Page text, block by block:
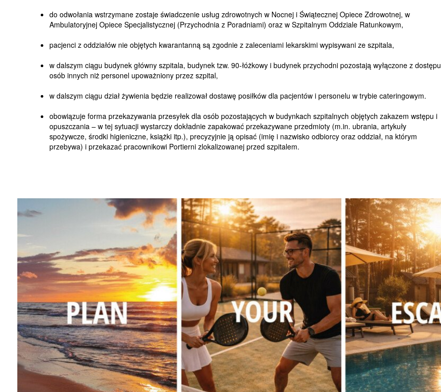
do odwołania wstrzymane zostaje świadczenie usług zdrowotnych w Nocnej i Świątecznej Opiece Zdrowotnej, w
Ambulatoryjnej Opiece Specjalistycznej (Przychodnia z Poradniami) oraz w Szpitalnym Oddziale Ratunkowym,
pacjenci z oddziałów nie objętych kwarantanną są zgodnie z zaleceniami lekarskimi wypisywani ze szpitala,
w dalszym ciągu budynek główny szpitala, budynek tzw. 90-łóżkowy i budynek przychodni pozostają wyłączone z dostępu
osób innych niż personel upoważniony przez szpital,
w dalszym ciągu dział żywienia będzie realizował dostawę posiłków dla pacjentów i personelu w trybie cateringowym.
obowiązuje forma przekazywania przesyłek dla osób pozostających w budynkach szpitalnych objętych zakazem wstępu i
opuszczania – w tej sytuacji wystarczy dokładnie zapakować przekazywane przedmioty (m.in. ubrania, artykuły
spożywcze, środki higieniczne, książki itp.), precyzyjnie ją opisać (imię i nazwisko odbiorcy oraz oddział, na którym
przebywa) i przekazać pracownikowi Portierni zlokalizowanej przed szpitalem.